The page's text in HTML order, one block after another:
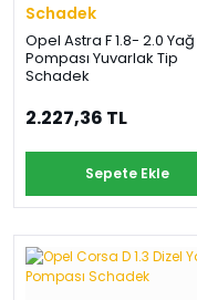
Schadek
Opel Astra F 1.8- 2.0 Yağ
Pompası Yuvarlak Tip
Schadek
2.227,36 TL
Sepete Ekle